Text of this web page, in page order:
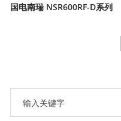
国电南瑞 NSR600RF-D系列